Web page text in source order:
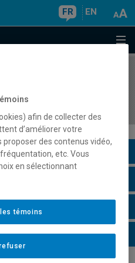
FR EN
afin de collecter des
d’améliorer votre
proposer des contenus vidéo,
etc. Vous
en sélectionnant
témoins